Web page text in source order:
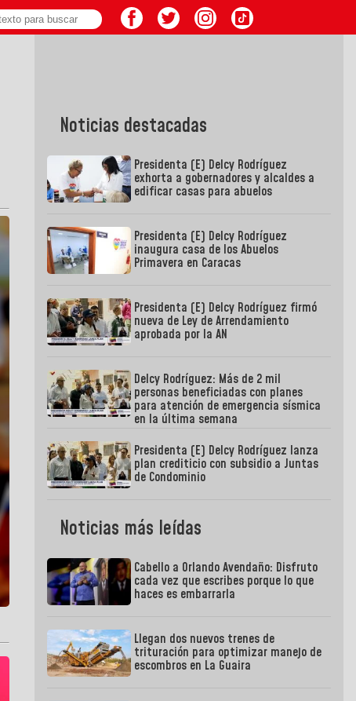
Noticias destacadas
Presidenta (E) Delcy Rodríguez
exhorta a gobernadores y alcaldes a
edificar casas para abuelos
Presidenta (E) Delcy Rodríguez
inaugura casa de los Abuelos
Primavera en Caracas
Presidenta (E) Delcy Rodríguez firmó
nueva de Ley de Arrendamiento
aprobada por la AN
Delcy Rodríguez: Más de 2 mil
personas beneficiadas con planes
para atención de emergencia sísmica
en la última semana
Presidenta (E) Delcy Rodríguez lanza
plan crediticio con subsidio a Juntas
de Condominio
Noticias más leídas
Cabello a Orlando Avendaño: Disfruto
cada vez que escribes porque lo que
haces es embarrarla
Llegan dos nuevos trenes de
trituración para optimizar manejo de
escombros en La Guaira